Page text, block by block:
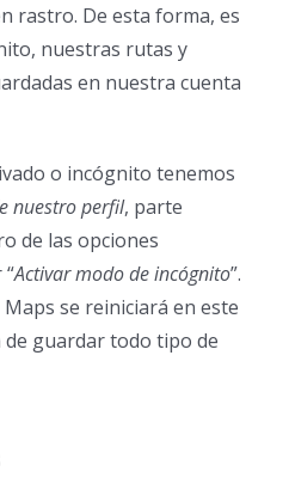
rastro. De esta forma, es
nuestras rutas y
en nuestra cuenta
o incógnito tenemos
nuestro perfil, parte
de las opciones
Activar modo de incógnito”.
se reiniciará en este
de guardar todo tipo de